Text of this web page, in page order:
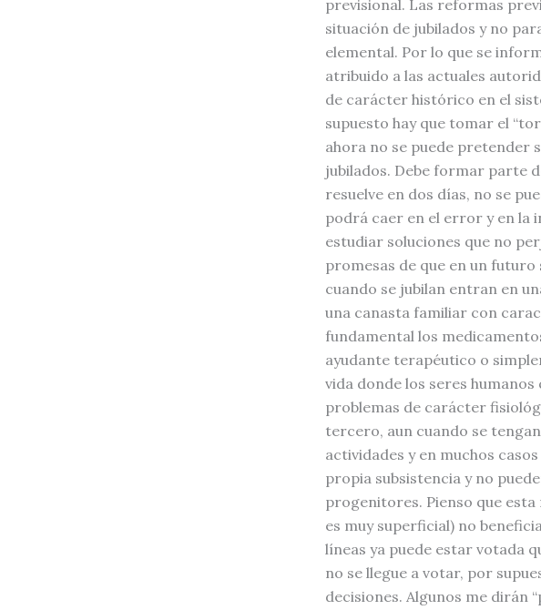
previsional. Las reformas
situación de jubilados y no
elemental. Por lo que se
atribuido a las actuales
de carácter histórico en el
supuesto hay que tomar el
ahora no se puede pretender
jubilados. Debe formar parte
resuelve en dos días, no se
podrá caer en el error y en la
estudiar soluciones que no
promesas de que en un
cuando se jubilan entran en
una canasta familiar con
fundamental los
ayudante terapéutico o
vida donde los seres
problemas de carácter
tercero, aun cuando se
actividades y en muchos
propia subsistencia y no
progenitores. Pienso que
es muy superficial) no
líneas ya puede estar votada
no se llegue a votar, por
decisiones. Algunos me dirán